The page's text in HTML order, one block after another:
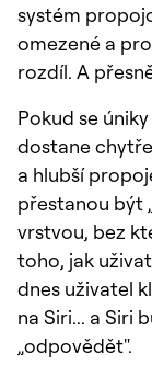
systém
omezené a
rozdíl. A
Pokud se
dostane
a hlubší
přestanou být
vrstvou, bez
toho, jak
dnes uživatel
na Siri... a Siri
„odpovědět".